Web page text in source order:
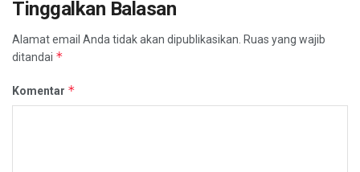
Tinggalkan Balasan
Alamat email Anda tidak akan dipublikasikan. Ruas yang wajib
ditandai *
Komentar *